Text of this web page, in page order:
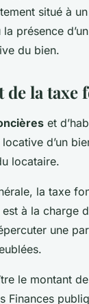
situé à
présence
du bien.
de la taxe
et
d’un
locataire.
la taxe
est à la charge
une
le montant
Finances